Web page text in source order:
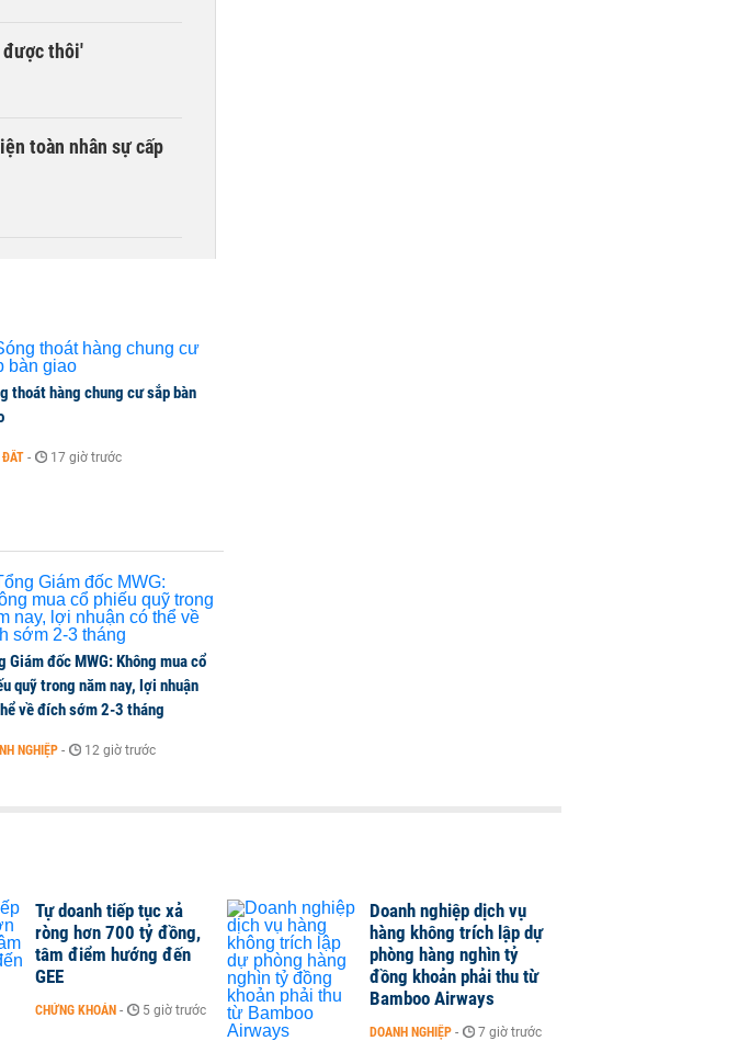
được thôi'
toàn nhân sự cấp
thoát hàng chung cư sắp bàn
ĐẤT - 17 giờ trước
Giám đốc MWG: Không mua cổ
quỹ trong năm nay, lợi nhuận
về đích sớm 2-3 tháng
NGHIỆP - 12 giờ trước
Tự doanh tiếp tục xả
ròng hơn 700 tỷ đồng,
tâm điểm hướng đến
GEE
CHỨNG KHOÁN - 5 giờ trước
Doanh nghiệp dịch vụ
hàng không trích lập dự
phòng hàng nghìn tỷ
đồng khoản phải thu từ
Bamboo Airways
DOANH NGHIỆP - 7 giờ trước